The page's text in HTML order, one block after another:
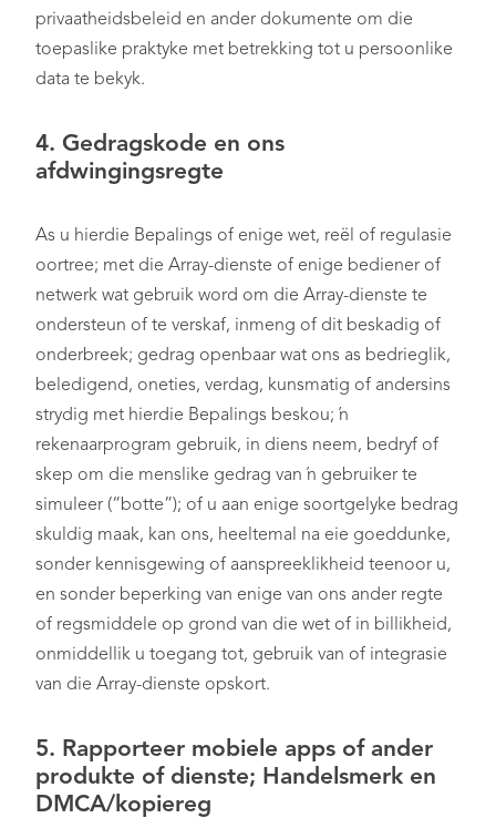
privaatheidsbeleid en ander dokumente om die
toepaslike praktyke met betrekking tot u persoonlike
data te bekyk.
4. Gedragskode en ons
afdwingingsregte
As u hierdie Bepalings of enige wet, reël of regulasie
oortree; met die Array-dienste of enige bediener of
netwerk wat gebruik word om die Array-dienste te
ondersteun of te verskaf, inmeng of dit beskadig of
onderbreek; gedrag openbaar wat ons as bedrieglik,
beledigend, oneties, verdag, kunsmatig of andersins
strydig met hierdie Bepalings beskou; ’n
rekenaarprogram gebruik, in diens neem, bedryf of
skep om die menslike gedrag van ’n gebruiker te
simuleer (“botte”); of u aan enige soortgelyke bedrag
skuldig maak, kan ons, heeltemal na eie goeddunke,
sonder kennisgewing of aanspreeklikheid teenoor u,
en sonder beperking van enige van ons ander regte
of regsmiddele op grond van die wet of in billikheid,
onmiddellik u toegang tot, gebruik van of integrasie
van die Array-dienste opskort.
5. Rapporteer mobiele apps of ander
produkte of dienste; Handelsmerk en
DMCA/kopiereg